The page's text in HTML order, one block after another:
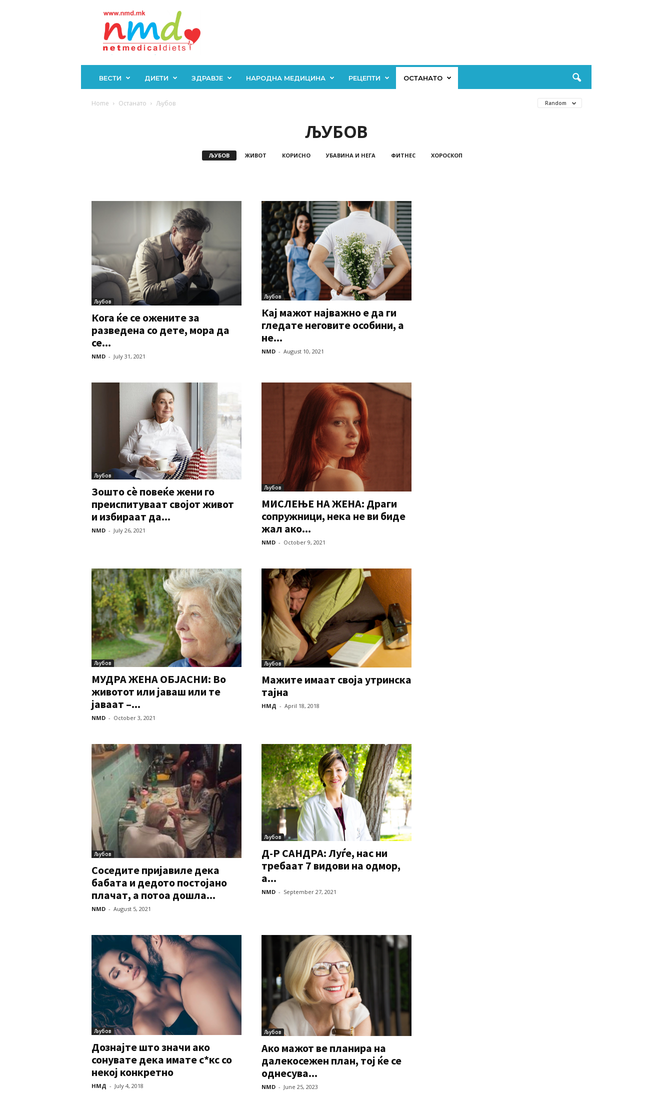
ВЕСТИ ДИЕТИ ЗДРАВЈЕ НАРОДНА МЕДИЦИНА РЕЦЕПТИ ОСТАНАТО
Home Останато Љубов Random
ЉУБОВ
ЉУБОВ ЖИВОТ КОРИСНО УБАВИНА И НЕГА ФИТНЕС ХОРОСКОП
Љубов
Кога ќе се ожените за
разведена со дете, мора да
се...
NMD - July 31, 2021
Љубов
Кај мажот најважно е да ги
гледате неговите особини, а
не...
NMD - August 10, 2021
Љубов
Зошто сè повеќе жени го
преиспитуваат својот живот
и избираат да...
NMD - July 26, 2021
Љубов
МИСЛЕЊЕ НА ЖЕНА: Драги
сопружници, нека не ви биде
жал ако...
NMD - October 9, 2021
Љубов
МУДРА ЖЕНА ОБЈАСНИ: Во
животот или јаваш или те
јаваат –...
NMD - October 3, 2021
Љубов
Мажите имаат своја утринска
тајна
НМД - April 18, 2018
Љубов
Соседите пријавиле дека
бабата и дедото постојано
плачат, а потоа дошла...
NMD - August 5, 2021
Љубов
Д-Р САНДРА: Луѓе, нас ни
требаат 7 видови на одмор,
а...
NMD - September 27, 2021
Љубов
Дознајте што значи ако
сонувате дека имате с*кс со
некој конкретно
НМД - July 4, 2018
Љубов
Ако мажот ве планира на
далекосежен план, тој ќе се
однесува...
NMD - June 25, 2023